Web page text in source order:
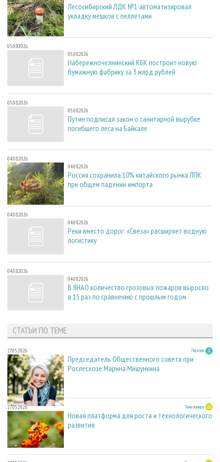
Лесосибирский ЛДК №1 автоматизировал
укладку мешков с пеллетами
05.08.2026
05.08.2026
Набережночелнинский КБК построит новую
бумажную фабрику за 3 млрд рублей
05.08.2026
05.08.2026
Путин подписал закон о санитарной вырубке
погибшего леса на Байкале
04.08.2026
04.08.2026
Россия сохранила 10% китайского рынка ЛПК
при общем падении импорта
04.08.2026
04.08.2026
Реки вместо дорог: «Свеза» расширяет водную
логистику
04.08.2026
04.08.2026
В ЯНАО количество грозовых пожаров выросло
в 15 раз по сравнению с прошлым годом
СТАТЬИ ПО ТЕМЕ
27.05.2026 Персона
Председатель Общественного совета при
Рослесхозе Марина Мишункина
27.05.2026 Тема номера
Новая платформа для роста и технологического
развития